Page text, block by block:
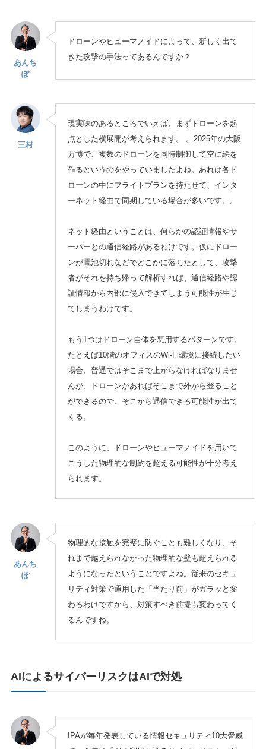
あんち
ぽ
ドローンやヒューマノイドによって、新しく出て
きた攻撃の手法ってあるんですか？
三村
現実味のあるところでいえば、まずドローンを起
点とした横展開が考えられます。 。2025年の大阪
万博で、複数のドローンを同時制御して空に絵を
作るというのをやっていましたよね。あれは各ド
ローンの中にフライトプランを持たせて、インタ
ーネット経由で同期している場合が多いです。。
ネット経由ということは、何らかの認証情報やサ
ーバーとの通信経路があるわけです。仮にドロー
ンが電池切れなどでどこかに落ちたとして、攻撃
者がそれを持ち帰って解析すれば、通信経路や認
証情報から内部に侵入できてしまう可能性が生じ
てしまうわけです。
もう1つはドローン自体を悪用するパターンです。
たとえば10階のオフィスのWi-Fi環境に接続したい
場合、普通ではそこまで上がらなければなりませ
んが、ドローンがあればそこまで外から登ること
ができるので、そこから通信できる可能性が出て
くる。
このように、ドローンやヒューマノイドを用いて
こうした物理的な制約を超える可能性が十分考え
られます。
あんち
ぽ
物理的な接触を完璧に防ぐことも難しくなり、そ
れまで越えられなかった物理的な壁も超えられる
ようになったということですよね。従来のセキュ
リティ対策で通用した「当たり前」がガラッと変
わるわけですから、対策すべき前提も変わってく
るんですね。
AIによるサイバーリスクはAIで対処
IPAが毎年発表している情報セキュリティ10大脅威